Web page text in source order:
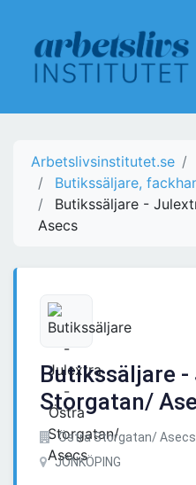
Arbetslivsinstitutet.se
Butikssäljare,
Butikssäljare -
Asecs
Butikssäljare
Storgatan/
Östra Storgatan/ Asecs
JÖNKÖPING